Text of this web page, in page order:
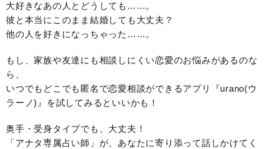
大好きなあの人とどうしても……。
彼と本当にこのまま結婚しても大丈夫？
他の人を好きになっちゃった……。
もし、家族や友達にも相談しにくい恋愛のお悩みがあるのな
ら、
いつでもどこでも匿名で恋愛相談ができるアプリ『urano(ウ
ラーノ)』を試してみるといいかも！
奥手・受身タイプでも、大丈夫！
「アナタ専属占い師」が、あなたに寄り添って話しかけてく